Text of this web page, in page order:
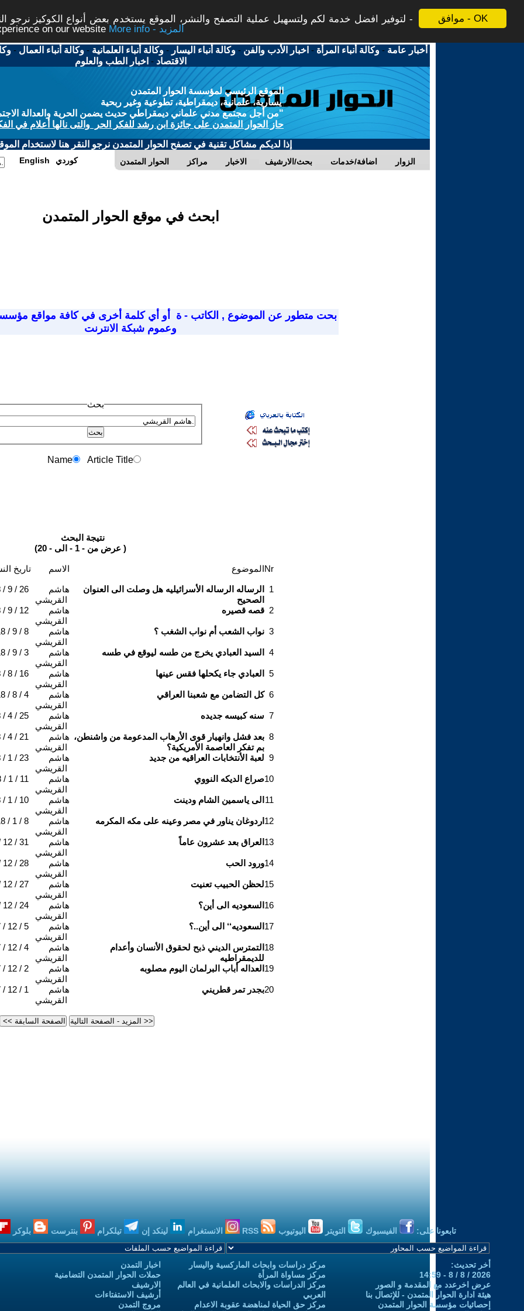
موافق - OK
لتوفير افضل خدمة لكم ولتسهيل عملية التصفح والنشر، الموقع يستخدم بعض أنواع الكوكيز نرجو
on our website
More info - المزيد
أخبار عامة -وكالة أنباء المرأة - اخبار الأدب والفن -وكالة أنباء اليسار -وكالة أنباء العلمانية -وكالة أنباء العمال -
الاقتصاد - اخبار الطب والعلوم
الموقع الرئيسي لمؤسسة الحوار المتمدن
يسارية، علمانية، ديمقراطية، تطوعية وغير ربحية
"من أجل مجتمع مدني علماني ديمقراطي حديث يضمن الحرية والعدالة
حاز الحوار المتمدن على جائزة ابن رشد للفكر الحر والتى نالها أعلام في
إذا لديكم مشاكل تقنية في تصفح الحوار المتمدن نرجو النقر هنا لاستخدام
الحوار المتمدن مراكز الاخبار بحث/الارشيف اضافة/خدمات الزوار English كوردي
ابحث في موقع الحوار المتمدن
بحت متطور عن الموضوع , الكاتب - ة
أو أي كلمة أخرى في كافة مواقع
وعموم شبكة الانترنت
بحث
Name Article Title
نتيجة البحث
(عرض من - 1 - الى - 20 )
تاريخ الاسم الموضوعNr
/ 9 / 26
هاشم
القريشي
الرساله الرساله الأسرائيليه هل وصلت الى العنوان
الصحيح
1
/ 9 / 12
هاشم
القريشي
قصه قصيره 2
/ 9 / 8
هاشم
القريشي
نواب الشعب أم نواب الشغب ؟ 3
/ 9 / 3
هاشم
القريشي
السيد العبادي يخرج من طسه ليوقع في طسه 4
/ 8 / 16
هاشم
القريشي
العبادي جاء يكحلها فقس عينها 5
/ 8 / 4
هاشم
القريشي
كل التضامن مع شعبنا العراقي 6
/ 4 / 25
هاشم
القريشي
سنه کبیسه جديده 7
/ 4 / 21
هاشم
القريشي
بعد فشل وانهيار قوى الأرهاب المدعومة من واشنطن،
بم تفكر العاصمة الأمريكية؟
8
/ 1 / 23
هاشم
القريشي
لعبة الأنتخابات العراقيه من جديد 9
/ 1 / 11
هاشم
القريشي
صراع الديكه النووي10
/ 1 / 10
هاشم
القريشي
الى ياسمين الشام ودينت 11
/ 1 / 8
هاشم
القريشي
اردوغان يناور في مصر وعينه على مكه المكرمه 12
12 / 31
هاشم
القريشي
العراق بعد عشرون عاماً 13
12 / 28
هاشم
القريشي
ورود الحب14
12 / 27
هاشم
القريشي
لحظن الحبيب تعنيت15
12 / 24
هاشم
القريشي
السعوديه الى أين؟ 16
/ 12 / 5
هاشم
القريشي
السعوديه‘‘ الى أين..؟ 17
/ 12 / 4
هاشم
القريشي
التمترس الديني ذبح لحقوق الأنسان وأعدام
للديمقراطيه
18
/ 12 / 2
هاشم
القريشي
العداله أباب البرلمان اليوم مصلوبه 19
/ 12 / 1
هاشم
القريشي
بجدر تمر قطريني20
تابعونا على: الفيسبوك التويتر اليوتيوب الانستغرام لينكد إن تيلكرام بنترست بلوكر
أخر تحديث:
2026 / 8 / 8 - 14:59
عرض اخرعدد مع المقدمة و الصور
هيئة ادارة الحوار المتمدن - للإتصال بنا
إحصائيات مؤسسة الحوار المتمدن
مركز دراسات وابحاث الماركسية واليسار
مركز مساواة المرأة
مركز الدراسات والابحاث العلمانية في العالم
العربي
مركز حق الحياة لمناهضة عقوبة الاعدام
اخبار التمدن
حملات الحوار المتمدن التضامنية
الارشيف
أرشيف الاستفتاءات
مروج التمدن